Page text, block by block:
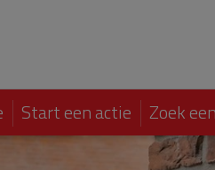
Start een actie Zoek